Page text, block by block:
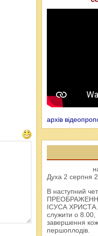
архів
Духа 2 серпня
В наступний
ІСУСА ХРИСТА.
служити о 8.00,
завершення
першоплодів.